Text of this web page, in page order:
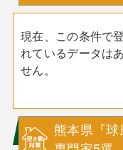
現在、この条件で
れているデータは
せん。
熊本県『